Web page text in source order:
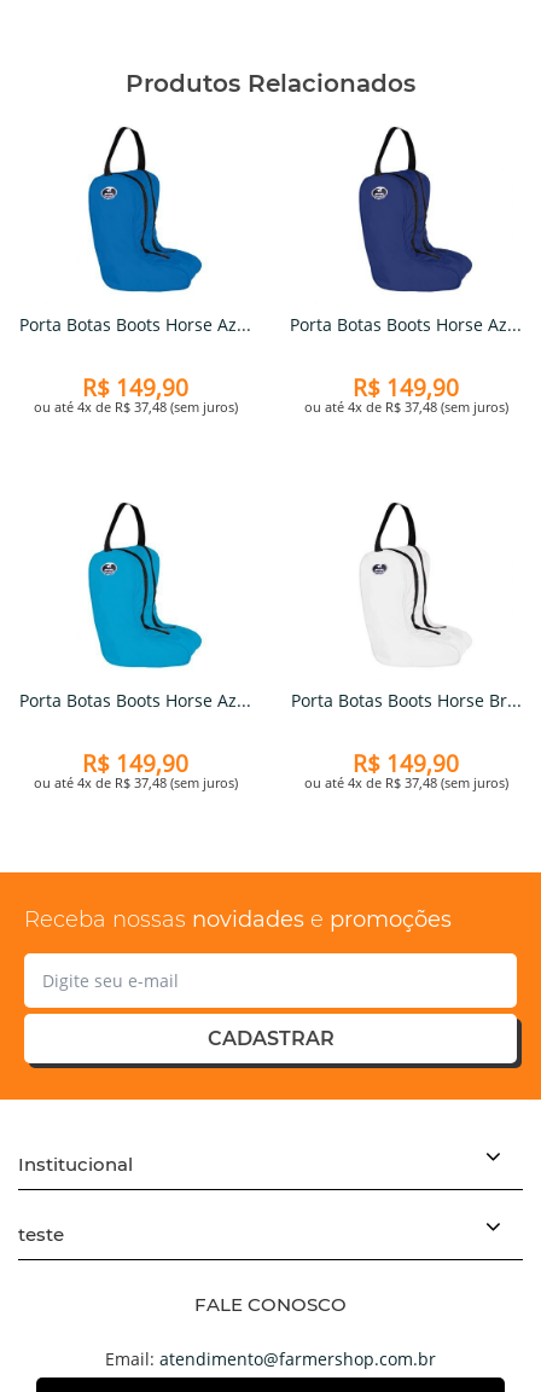
Produtos Relacionados
Porta Botas Boots Horse Az...
R$ 149,90
ou até 4x de R$ 37,48 (sem juros)
Porta Botas Boots Horse Az...
R$ 149,90
ou até 4x de R$ 37,48 (sem juros)
Porta Botas Boots Horse Az...
R$ 149,90
ou até 4x de R$ 37,48 (sem juros)
Porta Botas Boots Horse Br...
R$ 149,90
ou até 4x de R$ 37,48 (sem juros)
Receba nossas novidades e promoções
CADASTRAR
Institucional
teste
FALE CONOSCO
Email: atendimento@farmershop.com.br